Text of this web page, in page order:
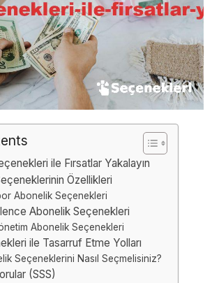
ile Fırsatlar Yakalayın
Özellikleri
Abonelik Seçenekleri
Abonelik Seçenekleri
Abonelik Seçenekleri
ile Tasarruf Etme Yolları
Seçeneklerini Nasıl Seçmelisiniz?
(SSS)